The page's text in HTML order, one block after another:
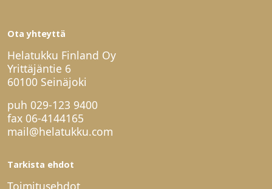
Ota yhteyttä
Helatukku Finland Oy
Yrittäjäntie 6
60100 Seinäjoki
puh 029-123 9400
fax 06-4144165
mail@helatukku.com
Tarkista ehdot
Toimitusehdot